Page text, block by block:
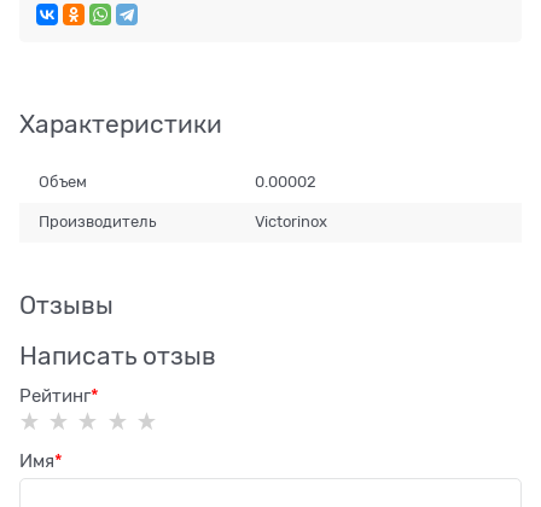
Характеристики
Объем 0.00002
Производитель Victorinox
Отзывы
Написать отзыв
Рейтинг
Имя